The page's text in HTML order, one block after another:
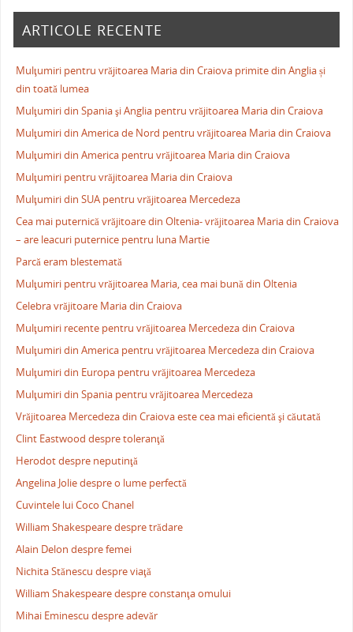
ARTICOLE RECENTE
Mulţumiri pentru vrăjitoarea Maria din Craiova primite din Anglia și
din toată lumea
Mulţumiri din Spania şi Anglia pentru vrăjitoarea Maria din Craiova
Mulţumiri din America de Nord pentru vrăjitoarea Maria din Craiova
Mulţumiri din America pentru vrăjitoarea Maria din Craiova
Mulţumiri pentru vrăjitoarea Maria din Craiova
Mulţumiri din SUA pentru vrăjitoarea Mercedeza
Cea mai puternică vrăjitoare din Oltenia- vrăjitoarea Maria din Craiova
– are leacuri puternice pentru luna Martie
Parcă eram blestemată
Mulţumiri pentru vrăjitoarea Maria, cea mai bună din Oltenia
Celebra vrăjitoare Maria din Craiova
Mulţumiri recente pentru vrăjitoarea Mercedeza din Craiova
Mulţumiri din America pentru vrăjitoarea Mercedeza din Craiova
Mulţumiri din Europa pentru vrăjitoarea Mercedeza
Mulţumiri din Spania pentru vrăjitoarea Mercedeza
Vrăjitoarea Mercedeza din Craiova este cea mai eficientă şi căutată
Clint Eastwood despre toleranţă
Herodot despre neputinţă
Angelina Jolie despre o lume perfectă
Cuvintele lui Coco Chanel
William Shakespeare despre trădare
Alain Delon despre femei
Nichita Stănescu despre viaţă
William Shakespeare despre constanţa omului
Mihai Eminescu despre adevăr